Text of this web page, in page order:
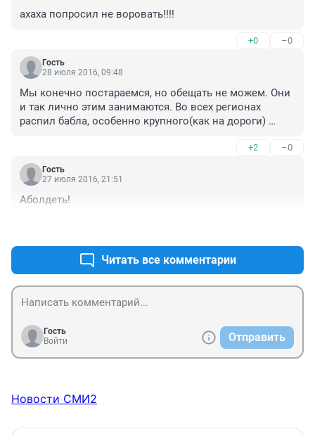
ахаха попросил не воровать!!!!
+0 –0
Гость
28 июля 2016, 09:48
Мы конечно постараемся, но обещать не можем. Они
и так лично этим занимаются. Во всех регионах
распил бабла, особенно крупного(как на дороги)
+2 –0
Гость
27 июля 2016, 21:51
Аболдеть!
Читать все комментарии
Гость
Войти
Отправить
Новости СМИ2